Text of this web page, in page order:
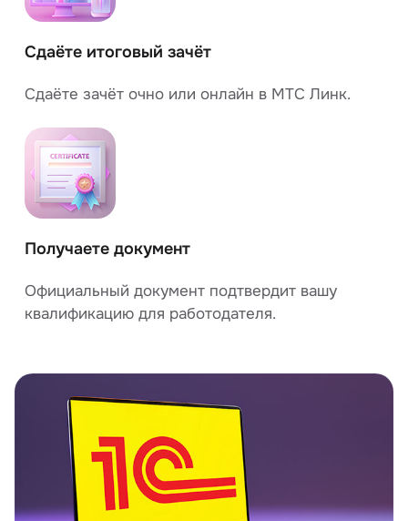
Сдаёте итоговый зачёт
Сдаёте зачёт очно или онлайн в МТС Линк.
Получаете документ
Официальный документ подтвердит вашу
квалификацию для работодателя.